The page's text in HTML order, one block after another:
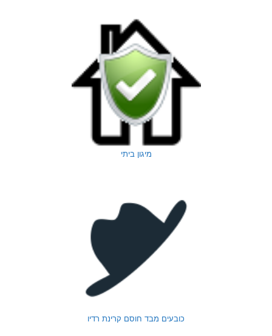
כובעים מבד חוסם קרינת רדיו